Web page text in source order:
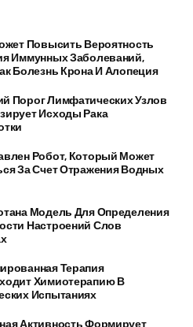
Повысить Вероятность
Иммунных Заболеваний,
Болезнь Крона И Алопеция
Порог Лимфатических Узлов
Исходы Рака
Робот, Который Может
За Счет Отражения Водных
Модель Для Определения
Настроений Слов
Терапия
Химиотерапию В
Испытаниях
Активность Формирует